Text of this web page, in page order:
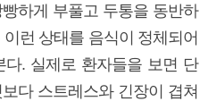
하게 부풀고 두통을 동반하
런 상태를 음식이 정체되어
. 실제로 환자들을 보면 단
다 스트레스와 긴장이 겹쳐